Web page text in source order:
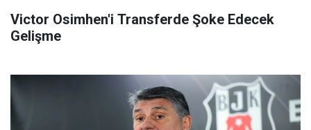
Victor Osimhen'i Transferde Şoke Edecek
Gelişme